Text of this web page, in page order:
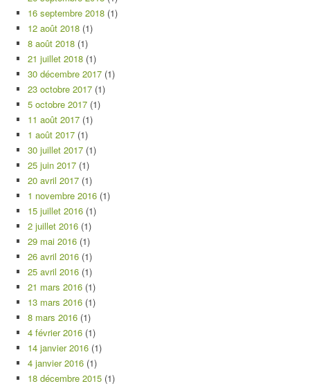
16 septembre 2018 (1)
12 août 2018 (1)
8 août 2018 (1)
21 juillet 2018 (1)
30 décembre 2017 (1)
23 octobre 2017 (1)
5 octobre 2017 (1)
11 août 2017 (1)
1 août 2017 (1)
30 juillet 2017 (1)
25 juin 2017 (1)
20 avril 2017 (1)
1 novembre 2016 (1)
15 juillet 2016 (1)
2 juillet 2016 (1)
29 mai 2016 (1)
26 avril 2016 (1)
25 avril 2016 (1)
21 mars 2016 (1)
13 mars 2016 (1)
8 mars 2016 (1)
4 février 2016 (1)
14 janvier 2016 (1)
4 janvier 2016 (1)
18 décembre 2015 (1)